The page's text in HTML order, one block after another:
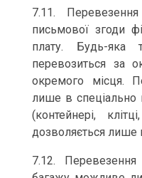
7.11.
письмової згоди
плату. Будь-яка
перевозиться за
окремого місця.
лише в спеціально
(контейнері,
дозволяється лише
7.12.